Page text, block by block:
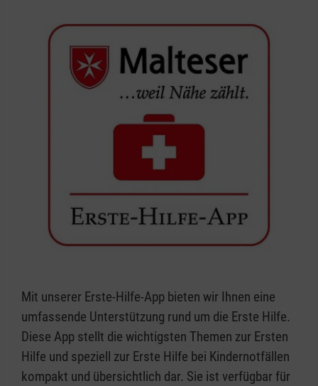
Mit unserer Erste-Hilfe-App bieten wir Ihnen eine
umfassende Unterstützung rund um die Erste Hilfe.
Diese App stellt die wichtigsten Themen zur Ersten
Hilfe und speziell zur Erste Hilfe bei Kindernotfällen
kompakt und übersichtlich dar. Sie ist verfügbar für